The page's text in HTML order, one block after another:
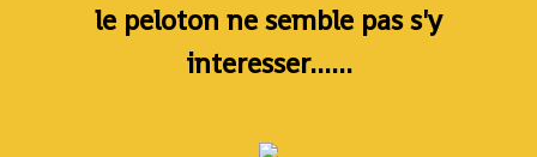
le peloton ne semble pas s'y
interesser......